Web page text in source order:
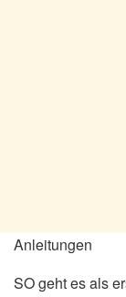
Anleitungen
SO geht es als